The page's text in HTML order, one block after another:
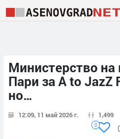
Министерство на
Пари за A to
но…
12:09, 11 май 2026 г. 1,499
0